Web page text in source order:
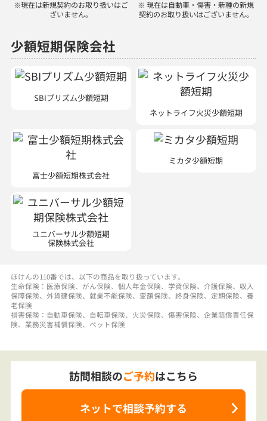
SBIプリズム少額短期
ミカタ少額短期
ユニバーサル少額短期
保険株式会社
ほけんの110番では、以下の商品を取り扱っています。
生命保険：医療保険、がん保険、個人年金保険、学資保険、介護保険、収入
保障保険、外貨建保険、就業不能保険、変額保険、終身保険、定期保険、養
電話で相談予約 ・お問合せ
06-6467-4672
訪問相談のご予約はこちら
ネットで相談予約する